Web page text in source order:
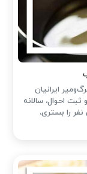
ایرانیان
احوال، سالانه
نفر را بستری،